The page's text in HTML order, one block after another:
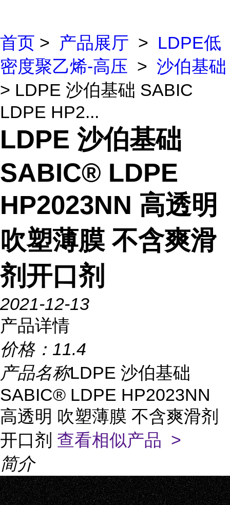
首页 > 产品展厅 > LDPE低
密度聚乙烯-高压 > 沙伯基础
> LDPE 沙伯基础 SABIC
LDPE HP2...
LDPE 沙伯基础
SABIC® LDPE
HP2023NN 高透明
吹塑薄膜 不含爽滑
剂开口剂
2021-12-13
产品详情
价格： 11.4
产品名称LDPE 沙伯基础
SABIC® LDPE HP2023NN
高透明 吹塑薄膜 不含爽滑剂
开口剂 查看相似产品 >
简介